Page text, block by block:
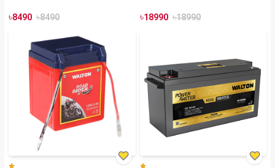
৳8490 ৳8490 ৳18990 ৳18990